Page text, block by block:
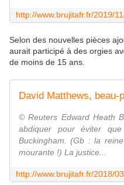
Selon des nouvelles pièces
aurait participé à des orgies
de moins de 15 ans.
© Reuters Edward Heath
abdiquer pour éviter
Buckingham. (Gb : la
mourante !) La justice...